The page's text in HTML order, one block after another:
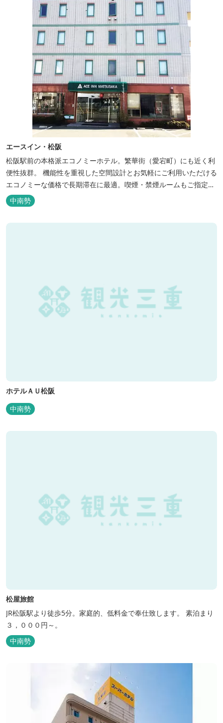
エースイン・松阪
松阪駅前の本格派エコノミーホテル。繁華街（愛宕町）にも近く利
便性抜群。 機能性を重視した空間設計とお気軽にご利用いただける
エコノミーな価格で長期滞在に最適。喫煙・禁煙ルームもご指定い
ただけます。 無料サービス ・３０種類以上の和洋朝食ビュッフェ
（6:30～9:30） ・アルコールも無料のウェルカムドリンクサービス
（18:00～20:00）
中南勢
ホテルＡＵ松阪
中南勢
松屋旅館
JR松阪駅より徒歩5分。家庭的、低料金で奉仕致します。 素泊まり
３，０００円～。
中南勢